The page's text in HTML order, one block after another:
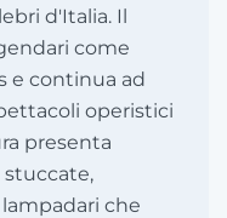
d'Italia. Il
come
e continua ad
operistici
presenta
stuccate,
che